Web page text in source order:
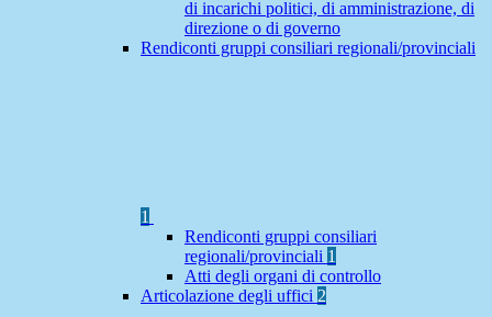
di incarichi politici, di amministrazione, di
direzione o di governo
Rendiconti gruppi consiliari regionali/provinciali
1
Rendiconti gruppi consiliari
regionali/provinciali 1
Atti degli organi di controllo
Articolazione degli uffici 2